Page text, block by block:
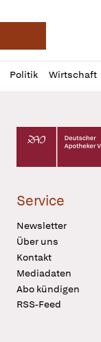
Deutsche
Politik Wirtschaft
Profil
öffnen
Daz
Pur
Deutscher
Service
Newsletter
Über uns
Kontakt
Mediadaten
Abo kündigen
RSS-Feed